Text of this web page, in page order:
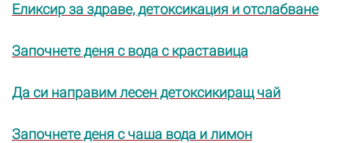
Еликсир за здраве, детоксикация и отслабване
Започнете деня с вода с краставица
Да си направим лесен детоксикиращ чай
Започнете деня с чаша вода и лимон